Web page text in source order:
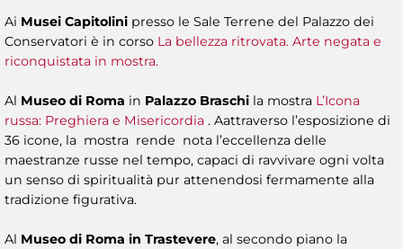
Ai Musei Capitolini presso le Sale Terrene del Palazzo dei
Conservatori è in corso La bellezza ritrovata. Arte negata e
riconquistata in mostra.
Al Museo di Roma in Palazzo Braschi la mostra L’Icona
russa: Preghiera e Misericordia . Aattraverso l’esposizione di
36 icone, la mostra rende nota l’eccellenza delle
maestranze russe nel tempo, capaci di ravvivare ogni volta
un senso di spiritualità pur attenendosi fermamente alla
tradizione figurativa.
Al Museo di Roma in Trastevere, al secondo piano la